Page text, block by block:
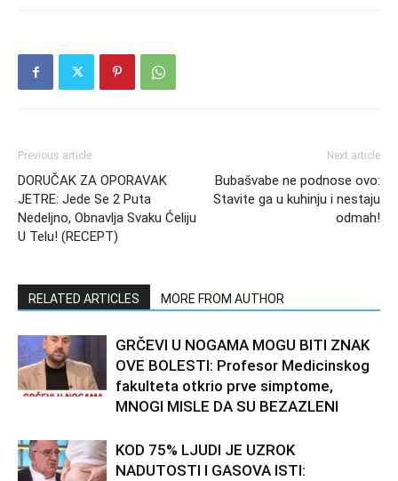
Previous article
DORUČAK ZA OPORAVAK
JETRE: Jede Se 2 Puta
Nedeljno, Obnavlja Svaku Ćeliju
U Telu! (RECEPT)
Next article
Bubašvabe ne podnose ovo:
Stavite ga u kuhinju i nestaju
odmah!
RELATED ARTICLES MORE FROM AUTHOR
GRČEVI U NOGAMA MOGU BITI ZNAK
OVE BOLESTI: Profesor Medicinskog
fakulteta otkrio prve simptome,
MNOGI MISLE DA SU BEZAZLENI
KOD 75% LJUDI JE UZROK
NADUTOSTI I GASOVA ISTI: